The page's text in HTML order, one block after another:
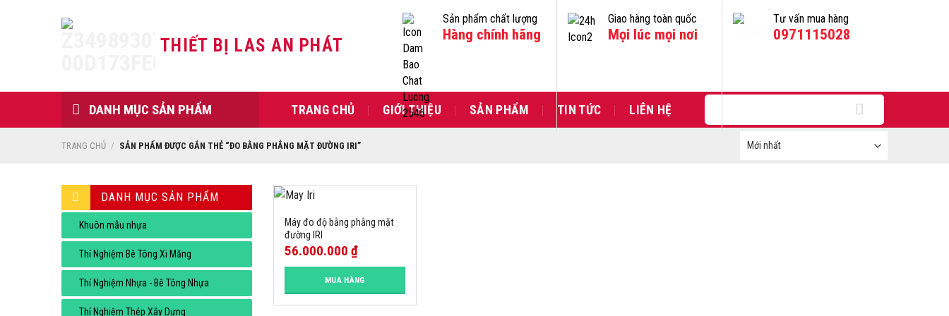
THIẾT BỊ LAS AN PHÁT
Sản phẩm chất lượng
Hàng chính hãng
Giao hàng toàn quốc
Mọi lúc mọi nơi
Tư vấn mua hàng
0971115028
DANH MỤC SẢN PHẨM TRANG CHỦ GIỚI THIỆU SẢN PHẨM TIN TỨC LIÊN HỆ
kiếm:
TRANG CHỦ / SẢN PHẨM ĐƯỢC GẮN THẺ “ĐO BẰNG PHẲNG MẶT ĐƯỜNG IRI”
DANH MỤC SẢN PHẨM
Khuôn mẫu nhựa
Thí Nghiệm Bê Tông Xi Măng
Thí Nghiệm Nhựa - Bê Tông Nhựa
Thí Nghiệm Thép Xây Dựng
Máy đo độ bằng phằng mặt
đường IRI
56.000.000 ₫
MUA HÀNG